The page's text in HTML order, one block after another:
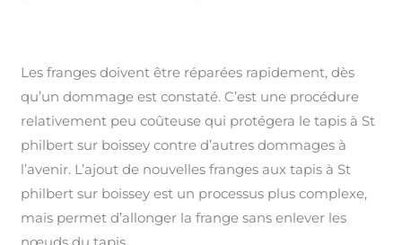
Les franges doivent être réparées rapidement, dès
qu’un dommage est constaté. C’est une procédure
relativement peu coûteuse qui protégera le tapis à St
philbert sur boissey contre d’autres dommages à
l’avenir. L’ajout de nouvelles franges aux tapis à St
philbert sur boissey est un processus plus complexe,
mais permet d’allonger la frange sans enlever les